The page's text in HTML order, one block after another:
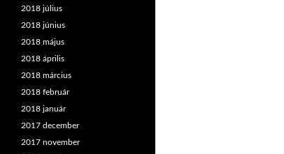
2018 július
2018 június
2018 május
2018 április
2018 március
2018 február
2018 január
2017 december
2017 november